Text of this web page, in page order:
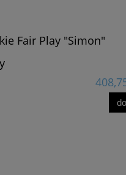
Fair Play "Simon"